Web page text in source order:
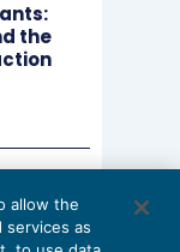
che
the
le
allow the
as